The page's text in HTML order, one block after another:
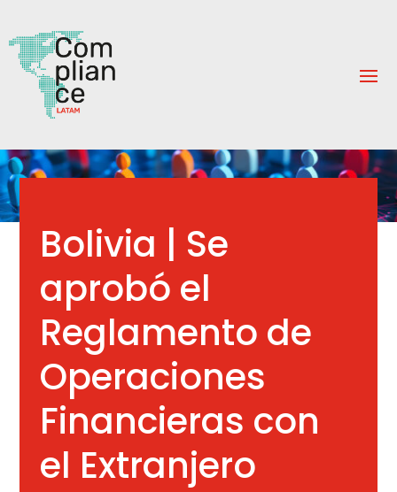
Bolivia | Se
aprobó el
Reglamento de
Operaciones
Financieras con
el Extranjero